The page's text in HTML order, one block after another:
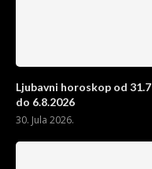
Ljubavni horoskop od 31.7
do 6.8.2026
30. Jula 2026.